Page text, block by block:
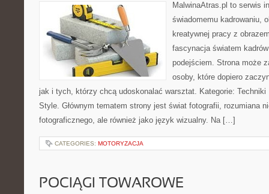
MalwinaAtras.pl to serwis
świadomemu kadrowaniu,
kreatywnej pracy z
fascynacja światem
podejściem. Strona może
osoby, które dopiero
jak i tych, którzy chcą udoskonalać warsztat. Kategorie:
Style. Głównym tematem strony jest świat fotografii, rozumiana
fotograficznego, ale również jako język wizualny. Na […]
CATEGORIES: MOTORYZACJA
POCIĄGI TOWAROWE